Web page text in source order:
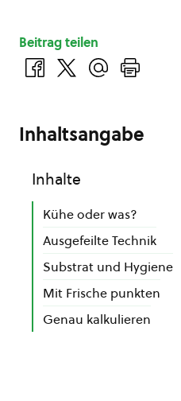
Beitrag teilen
Inhaltsangabe
Inhalte
Kühe oder was?
Ausgefeilte Technik
Substrat und Hygiene
Mit Frische punkten
Genau kalkulieren